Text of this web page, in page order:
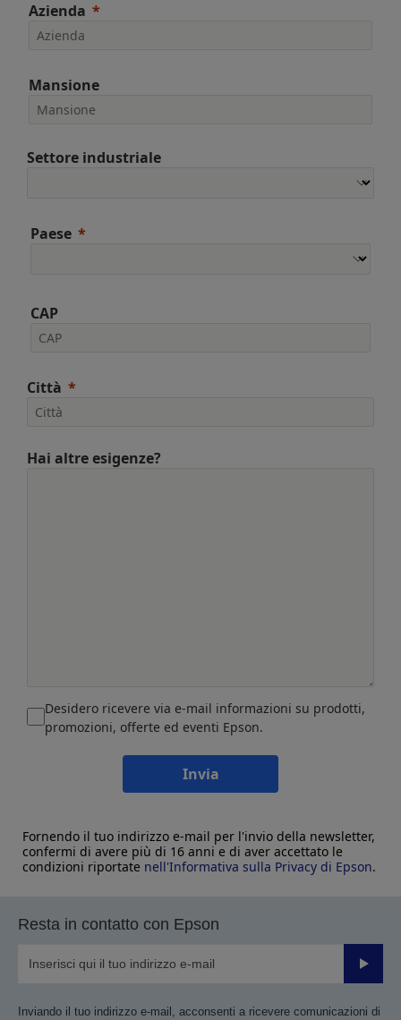
Azienda
Mansione
Settore industriale
Paese
CAP
Città
Hai altre esigenze?
Desidero ricevere via e-mail informazioni su prodotti,
promozioni, offerte ed eventi Epson.
Invia
Fornendo il tuo indirizzo e-mail per l'invio della newsletter,
confermi di avere più di 16 anni e di aver accettato le
condizioni riportate nell'Informativa sulla Privacy di Epson.
Resta in contatto con Epson
Invia
Inviando il tuo indirizzo e-mail, acconsenti a ricevere comunicazioni di